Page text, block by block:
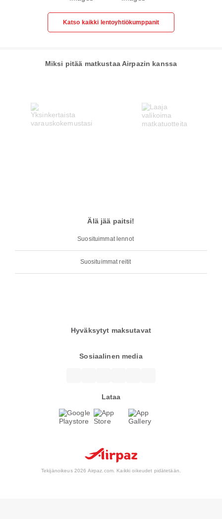
Katso kaikki lentoyhtiökumppanit
Miksi pitää matkustaa Airpazin kanssa
Älä jää paitsi!
Suosituimmat lennot
Suosituimmat reitit
Hyväksytyt maksutavat
Sosiaalinen media
Lataa
Tekijänoikeus 2026 Airpaz.com. Kaikki oikeudet pidätetään.